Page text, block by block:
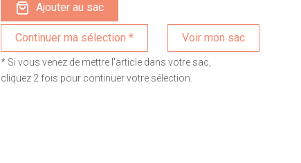
Ajouter au sac
Voir mon sac
* Si vous venez de mettre l'article dans votre sac,
cliquez 2 fois pour continuer votre sélection.